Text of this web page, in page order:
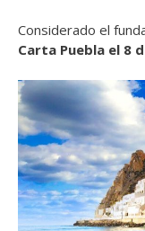
Considerado el
Carta Puebla el 8